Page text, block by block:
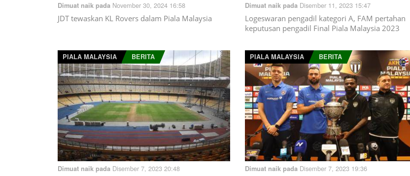
Dimuat naik pada November 30, 2024 16:58
JDT tewaskan KL Rovers dalam Piala Malaysia
Dimuat naik pada Disember 11, 2023 15:47
Logeswaran pengadil kategori A, FAM pertahan
keputusan pengadil Final Piala Malaysia 2023
PIALA MALAYSIA BERITA
Dimuat naik pada Disember 7, 2023 20:48
PIALA MALAYSIA BERITA
Dimuat naik pada Disember 7, 2023 19:36